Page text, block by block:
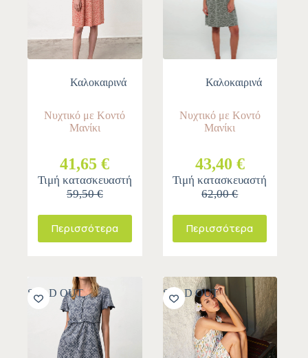
Καλοκαιρινά
Νυχτικό με Κοντό
Μανίκι
41,65 €
Τιμή κατασκευαστή
59,50 €
Περισσότερα
Καλοκαιρινά
Νυχτικό με Κοντό
Μανίκι
43,40 €
Τιμή κατασκευαστή
62,00 €
Περισσότερα
SOLD OUT SOLD OUT